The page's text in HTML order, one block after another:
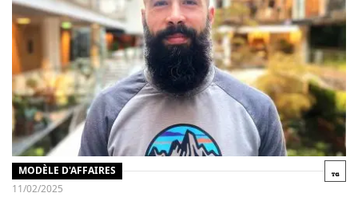
MODÈLE D'AFFAIRES
11/02/2025